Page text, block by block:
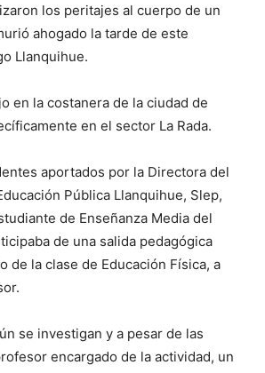
los peritajes al cuerpo de un
ahogado la tarde de este
Llanquihue.
en la costanera de la ciudad de
en el sector La Rada.
aportados por la Directora del
Pública Llanquihue, Slep,
de Enseñanza Media del
de una salida pedagógica
de la clase de Educación Física, a
se investigan y a pesar de las
encargado de la actividad, un